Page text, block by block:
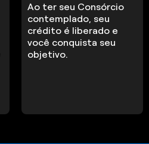
Ao ter seu Consórcio
contemplado, seu
crédito é liberado e
você conquista seu
objetivo.